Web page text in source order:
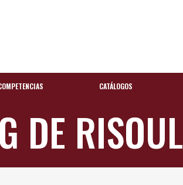
CATÁLOGOS
DE RISOUL